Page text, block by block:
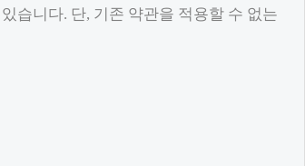
습니다. 단, 기존 약관을 적용할 수 없는